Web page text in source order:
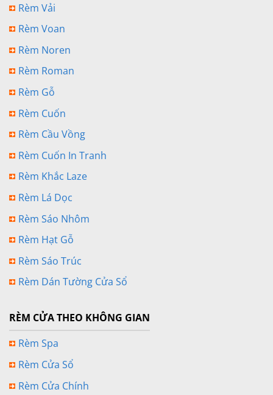
Rèm Vải
Rèm Voan
Rèm Noren
Rèm Roman
Rèm Gỗ
Rèm Cuốn
Rèm Cầu Vồng
Rèm Cuốn In Tranh
Rèm Khắc Laze
Rèm Lá Dọc
Rèm Sáo Nhôm
Rèm Hạt Gỗ
Rèm Sáo Trúc
Rèm Dán Tường Cửa Sổ
RÈM CỬA THEO KHÔNG GIAN
Rèm Spa
Rèm Cửa Sổ
Rèm Cửa Chính